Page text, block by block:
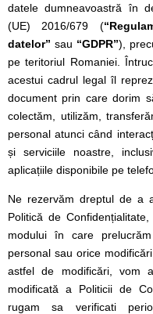
datele dumneavoastră în
(UE) 2016/679 (
datelor” sau “GDPR”),
pe teritoriul Romaniei.
acestui cadrul legal îl
document prin care dorim
colectăm, utilizăm,
personal atunci când
și serviciile noastre,
aplicațiile disponibile pe
Ne rezervăm dreptul de a
Politică de
modului în care
personal sau orice
astfel de modificări, vom
modificată a Politicii de
rugam sa verificati